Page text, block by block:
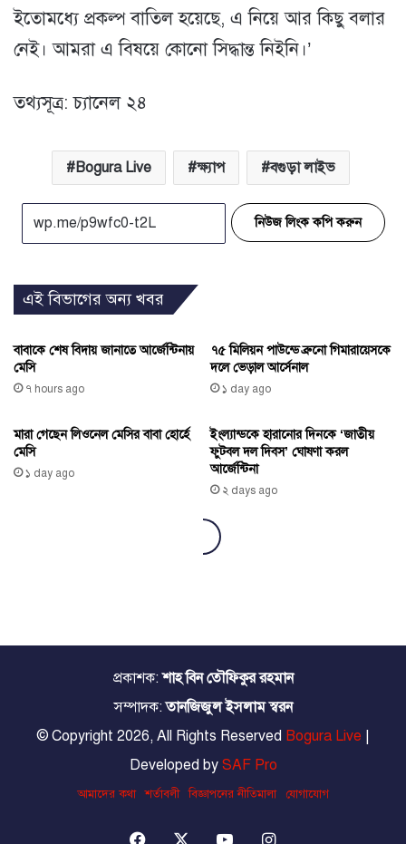
প্রকাশক:শাহ বিন তৌফিকুর রহমান
সম্পাদক:তানজিজুল ইসলাম স্বরন
© Copyright 2026, All Rights Reserved Bogura Live |
Developed by SAF Pro
আমাদের কথা শর্তাবলী বিজ্ঞাপনের নীতিমালা যোগাযোগ
Facebook YouTubeInstagram